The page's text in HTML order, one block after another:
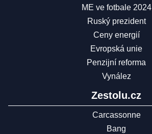
ME ve fotbale 2024
Ruský prezident
Ceny energií
Evropská unie
Penzijní reforma
Vynález
Zestolu.cz
Carcassonne
Bang